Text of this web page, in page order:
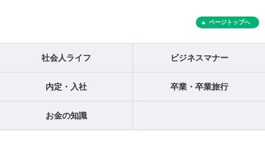
ページトップへ
社会人ライフ ビジネスマナー
内定・入社 卒業・卒業旅行
お金の知識